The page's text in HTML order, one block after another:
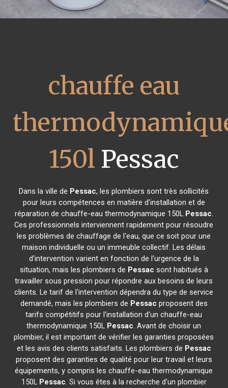
chauffe eau
150l Pessac
Dans la ville de Pessac, les plombiers sont très sollicités
pour leurs compétences en matière d'installation et de
réparation de chauffe-eau thermodynamique 150L Pessac.
Ces professionnels interviennent rapidement pour résoudre
les problèmes de chauffage de l'eau, que ce soit pour une
maison individuelle ou un immeuble collectif. Les délais
d'intervention varient en fonction de l'urgence de la
situation, mais les plombiers de Pessac sont habitués à
travailler sous pression pour répondre aux besoins de leurs
clients. Le tarif de l'intervention dépendra du type de service
demandé, mais les plombiers de Pessac proposent des
tarifs compétitifs pour l'installation d'un chauffe-eau
thermodynamique 150L Pessac. Avant de choisir un
plombier, il est important de vérifier les garanties proposées
et les avis des clients satisfaits. Les plombiers de Pessac
proposent des garanties de qualité pour leur travail et leurs
équipements, y compris les chauffe-eau thermodynamique
150L Pessac. Si vous êtes à la recherche d'un plombier